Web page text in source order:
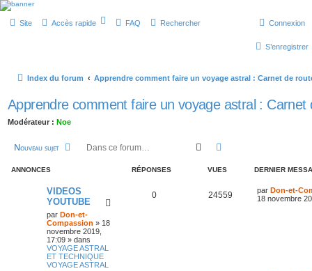
Forum Don & Compassion
Site Accès rapide FAQ Rechercher Connexion
S’enregistrer
Index du forum Apprendre comment faire un voyage astral : Carnet de
Apprendre comment faire un voyage astral : Carnet
Modérateur : Noe
Nouveau sujet Rechercher
ANNONCES RÉPONSES VUES DERNIER
VIDEOS
YOUTUBE
par Don-et-
Compassion » 18
novembre 2019,
17:09 » dans
VOYAGE ASTRAL
ET TECHNIQUE
VOYAGE ASTRAL
0 24559 par Don-et-
18 novembre